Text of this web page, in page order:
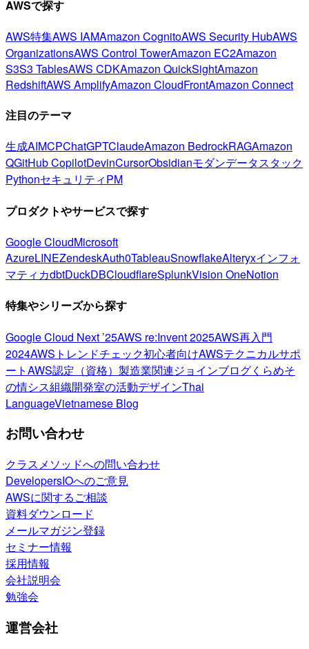
AWSで探す
AWS特集AWS IAMAmazon CognitoAWS Security HubAWS
OrganizationsAWS Control TowerAmazon EC2Amazon
S3S3 TablesAWS CDKAmazon QuickSightAmazon
RedshiftAWS AmplifyAmazon CloudFrontAmazon Connect
注目のテーマ
生成AIMCPChatGPTClaudeAmazon BedrockRAGAmazon
QGitHub CopilotDevinCursorObsidianモダンデータスタック
PythonセキュリティPM
プロダクトやサービスで探す
Google CloudMicrosoft
AzureLINEZendeskAuth0TableauSnowflakeAlteryxインフォ
マティカdbtDuckDBCloudflareSplunkVision OneNotion
特集やシリーズから探す
Google Cloud Next ’25AWS re:Invent 2025AWS再入門
2024AWSトレンドチェック初心者向けAWSテクニカルサポ
ートAWS認定（資格） 製造業関連ジョインブログくらめそ
の情シス組織開発室の活動デザインThai
LanguageVietnamese Blog
お問い合わせ
クラスメソッドへの問い合わせ
DevelopersIOへのご意見
AWSに関するご相談
資料ダウンロード
メールマガジン登録
セミナー情報
採用情報
会社説明会
勉強会
運営会社